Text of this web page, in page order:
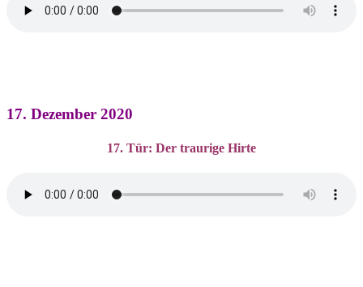
17. Dezember 2020
17. Tür: Der traurige Hirte